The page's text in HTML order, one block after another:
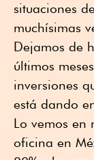
situaciones
muchísimas
Dejamos de
últimos
inversiones
está dando
Lo vemos en
oficina en